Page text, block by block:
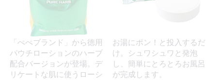
「ぺぺブランド」から徳用
パウチローションのハーブ
配合バージョンが登場。デ
リケートな肌に使うローシ
お湯にポン！と投入するだ
け。シュワシュワと発泡
し、簡単にとろとろお風呂
が完成します。